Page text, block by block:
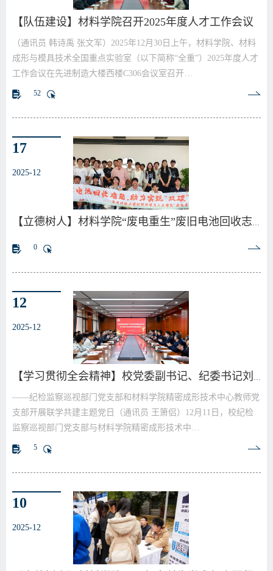
【队伍建设】材料学院召开2025年度人才工作会议
（通讯员 韩诗禹 张文军）2025年12月30日上午，材料学院、材料
成形与模具技术全国重点实验室（以下简称“全重”）2025年度人才
工作会议在先进制造大楼西楼C306会议室召开…
52
17
2025-12
【立德树人】材料学院“废电重生”废旧电池回收志愿…
0
12
2025-12
【学习贯彻全会精神】校党委副书记、纪委书记刘亚锋…
——纪检监察巡视部门党支部和材料学院精密成形技术中心教师党
支部开展联学共建主题党日（通讯员 王箫侣）12月11日，校纪检
监察巡视部门党支部与材料学院精密成形技术中…
5
10
2025-12